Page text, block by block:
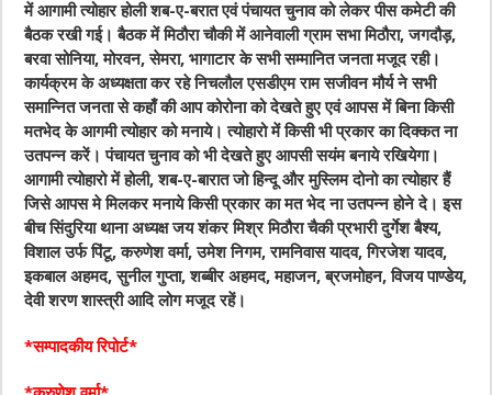
में आगामी त्योहार होली शब-ए-बरात एवं पंचायत चुनाव को लेकर पीस कमेटी की
बैठक रखी गई। बैठक में मिठौरा चौकी में आनेवाली ग्राम सभा मिठौरा, जगदौड़,
बरवा सोनिया, मोरवन, सेमरा, भागाटार के सभी सम्मानित जनता मजूद रही।
कार्यक्रम के अध्यक्षता कर रहे निचलौल एसडीएम राम सजीवन मौर्य ने सभी
समान्नित जनता से कहाँ की आप कोरोना को देखते हुए एवं आपस में बिना किसी
मतभेद के आगमी त्योहार को मनाये। त्योहारो में किसी भी प्रकार का दिक्कत ना
उतपन्न करें। पंचायत चुनाव को भी देखते हुए आपसी सयंम बनाये रखियेगा।
आगामी त्योहारो में होली, शब-ए-बारात जो हिन्दू और मुस्लिम दोनो का त्योहार हैं
जिसे आपस मे मिलकर मनाये किसी प्रकार का मत भेद ना उतपन्न होने दे। इस
बीच सिंदुरिया थाना अध्यक्ष जय शंकर मिश्र मिठौरा चैकी प्रभारी दुर्गेश बैश्य,
विशाल उर्फ पिंटू, करुणेश वर्मा, उमेश निगम, रामनिवास यादव, गिरजेश यादव,
इकबाल अहमद, सुनील गुप्ता, शब्बीर अहमद, महाजन, ब्रजमोहन, विजय पाण्डेय,
देवी शरण शास्त्री आदि लोग मजूद रहें।
*सम्पादकीय रिपोर्ट*